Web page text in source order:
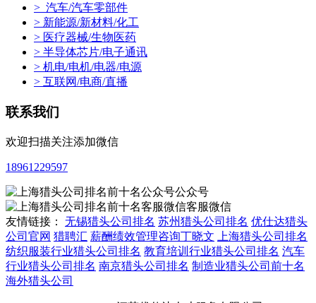
> 汽车/汽车零部件
> 新能源/新材料/化工
> 医疗器械/生物医药
> 半导体芯片/电子通讯
> 机电/电机/电器/电源
> 互联网/电商/直播
联系我们
欢迎扫描关注添加微信
18961229597
公众号
客服微信
友情链接： 无锡猎头公司排名 苏州猎头公司排名 优仕达猎头
公司官网 猎聘汇 薪酬绩效管理咨询丁晓文
上海猎头公司排名
纺织服装行业猎头公司排名 教育培训行业猎头公司排名 汽车
行业猎头公司排名 南京猎头公司排名 制造业猎头公司前十名
海外猎头公司